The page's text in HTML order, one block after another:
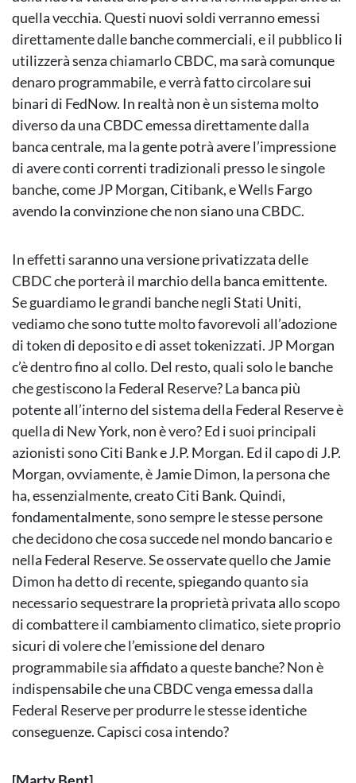
quella vecchia. Questi nuovi soldi verranno emessi
direttamente dalle banche commerciali, e il pubblico li
utilizzerà senza chiamarlo CBDC, ma sarà comunque
denaro programmabile, e verrà fatto circolare sui
binari di FedNow. In realtà non è un sistema molto
diverso da una CBDC emessa direttamente dalla
banca centrale, ma la gente potrà avere l’impressione
di avere conti correnti tradizionali presso le singole
banche, come JP Morgan, Citibank, e Wells Fargo
avendo la convinzione che non siano una CBDC.
In effetti saranno una versione privatizzata delle
CBDC che porterà il marchio della banca emittente.
Se guardiamo le grandi banche negli Stati Uniti,
vediamo che sono tutte molto favorevoli all’adozione
di token di deposito e di asset tokenizzati. JP Morgan
c’è dentro fino al collo. Del resto, quali solo le banche
che gestiscono la Federal Reserve? La banca più
potente all’interno del sistema della Federal Reserve è
quella di New York, non è vero? Ed i suoi principali
azionisti sono Citi Bank e J.P. Morgan. Ed il capo di J.P.
Morgan, ovviamente, è Jamie Dimon, la persona che
ha, essenzialmente, creato Citi Bank. Quindi,
fondamentalmente, sono sempre le stesse persone
che decidono che cosa succede nel mondo bancario e
nella Federal Reserve. Se osservate quello che Jamie
Dimon ha detto di recente, spiegando quanto sia
necessario sequestrare la proprietà privata allo scopo
di combattere il cambiamento climatico, siete proprio
sicuri di volere che l’emissione del denaro
programmabile sia affidato a queste banche? Non è
indispensabile che una CBDC venga emessa dalla
Federal Reserve per produrre le stesse identiche
conseguenze. Capisci cosa intendo?